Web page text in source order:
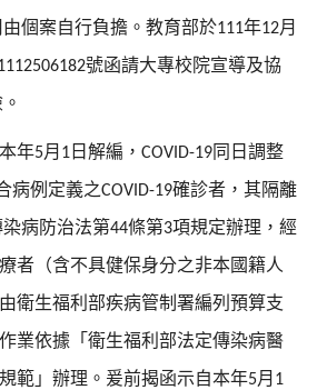
個案自行負擔。教育部於111年12月
號函請大專校院宣導及協
年5月 1 日解編， COVID-19同日調整
病例定義之COVID-19確診者，其隔離
病防治法第44條第3項規定辦理，經
者（含不具健保身分之非本國籍人
衛生福利部疾病管制署編列預算支
業依據「衛生福利部法定傳染病醫
範」辦理。爰前揭函示自本年5月 1